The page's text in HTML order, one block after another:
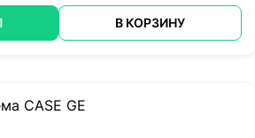
В КОРЗИНУ